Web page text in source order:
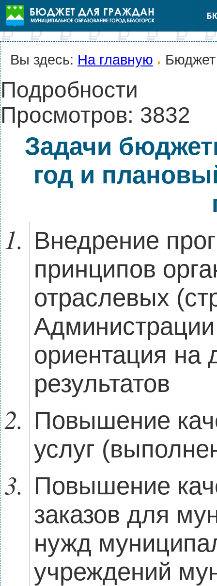
Вы здесь: На главную Бюджет
Подробности
Просмотров: 3832
Задачи
год и
Внедрение
принципов
отраслевых
Администрации
ориентация на
результатов
Повышение
услуг
Повышение
заказов для
нужд
учреждений